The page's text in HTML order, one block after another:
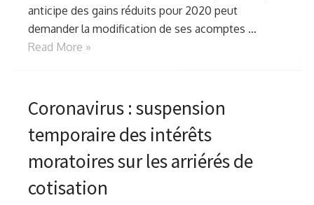
anticipe des gains réduits pour 2020 peut
demander la modification de ses acomptes …
Read More »
Coronavirus : suspension
temporaire des intérêts
moratoires sur les arriérés de
cotisation